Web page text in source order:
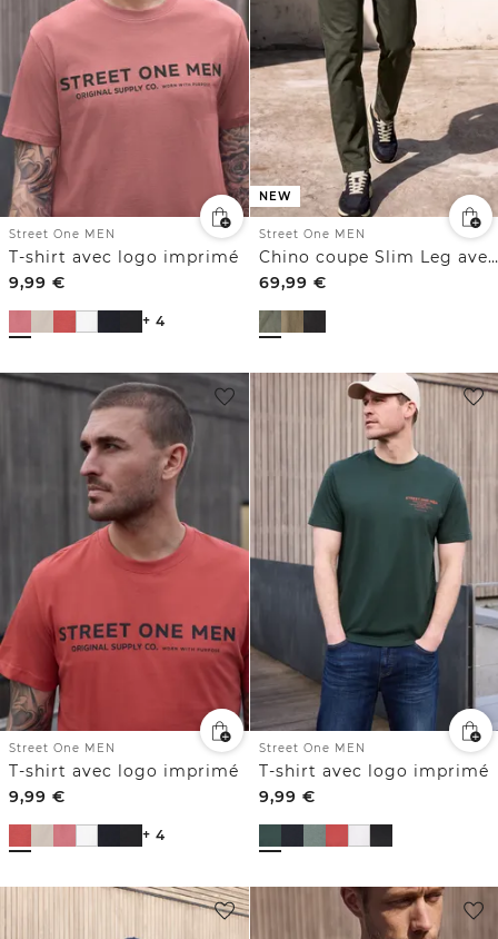
Street One MEN
T-shirt avec logo imprimé
9,99 €
+ 4
NEW
Street One MEN
Chino coupe Slim Leg avec ceinture élastiquée confortable
69,99 €
Street One MEN
T-shirt avec logo imprimé
9,99 €
+ 4
Street One MEN
T-shirt avec logo imprimé
9,99 €